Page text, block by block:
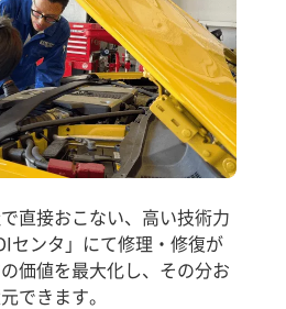
直接おこない、高い技術力
センタ」にて修理・修復が
価値を最大化し、その分お
できます。